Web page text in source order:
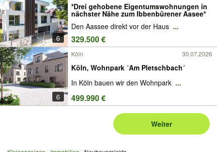
6
*Drei gehobene Eigentumswohnungen in
nächster Nähe zum Ibbenbürener Aasee*
Den Aassee direkt vor der Haus ...
329.500 €
6
Köln 30.07.2026
Köln, Wohnpark ´Am Pletschbach´
In Köln bauen wir den Wohnpark ...
499.990 €
Weiter